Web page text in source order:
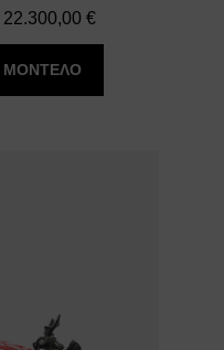
22.300,00 €Εύρος
τιμών:
ΜΟΝΤΕΛΟ